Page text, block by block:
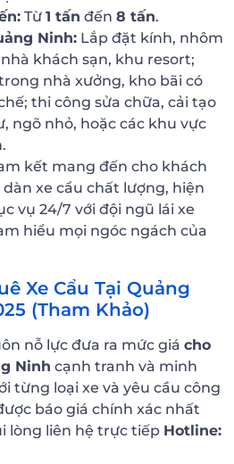
Từ 1 tấn đến 8 tấn.
Ninh: Lắp đặt kính, nhôm
khách sạn, khu resort;
nhà xưởng, kho bãi có
thi công sửa chữa, cải tạo
ngõ nhỏ, hoặc các khu vực
kết mang đến cho khách
dàn xe cẩu chất lượng, hiện
vụ 24/7 với đội ngũ lái xe
hiểu mọi ngóc ngách của
Xe Cẩu Tại Quảng
(Tham Khảo)
nỗ lực đưa ra mức giá cho
Ninh cạnh tranh và minh
từng loại xe và yêu cầu công
báo giá chính xác nhất
lòng liên hệ trực tiếp Hotline: